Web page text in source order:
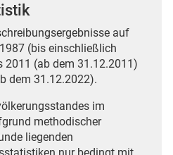
auf
(bis einschließlich
2011 (ab dem 31.12.2011)
dem 31.12.2022).
im
methodischer
liegenden